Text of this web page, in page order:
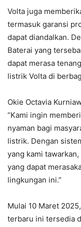
Volta juga
termasuk garansi
dapat diandalkan.
Baterai yang
dapat merasa
listrik Volta di
Okie Octavia
“Kami ingin
nyaman bagi
listrik. Dengan
yang kami
yang dapat
lingkungan ini.”
Mulai 10 Maret
terbaru ini tersedia